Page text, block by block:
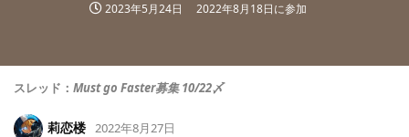
2023年5月24日 2022年8月18日に参加
スレッド： Must go Faster募集 10/22〆
莉恋楼 2022年8月27日